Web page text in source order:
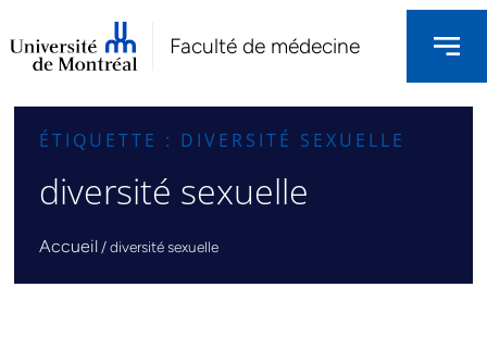
Faculté de médecine
ÉTIQUETTE : DIVERSITÉ SEXUELLE
diversité sexuelle
Accueil /diversité sexuelle